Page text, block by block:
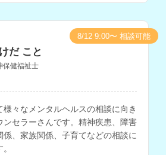
だ こと
保健福祉士
々なメンタルヘルスの相談に向き
ンセラーさんです。精神疾患、障害
、家族関係、子育てなどの相談に
8/12 9:00〜 相談可能